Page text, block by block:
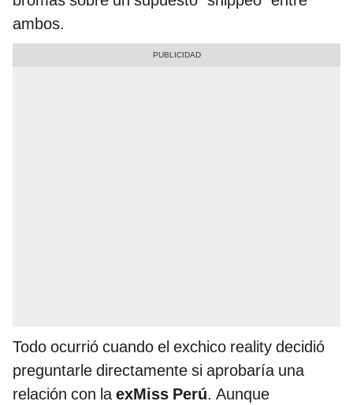
ambos.
Todo ocurrió cuando el exchico reality decidió
preguntarle directamente si aprobaría una
relación con laexMiss Perú. Aunque